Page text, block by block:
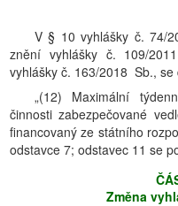
V § 10 vyhlášky č. 74/
znění vyhlášky č. 109/
vyhlášky č. 163/2018 Sb.,
„(12) Maximální
činnosti zabezpečované
financovaný ze státního
odstavce 7; odstavec 11 se
Změna